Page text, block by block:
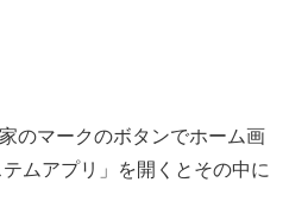
のマークのボタンでホーム画
ムアプリ」を開くとその中に